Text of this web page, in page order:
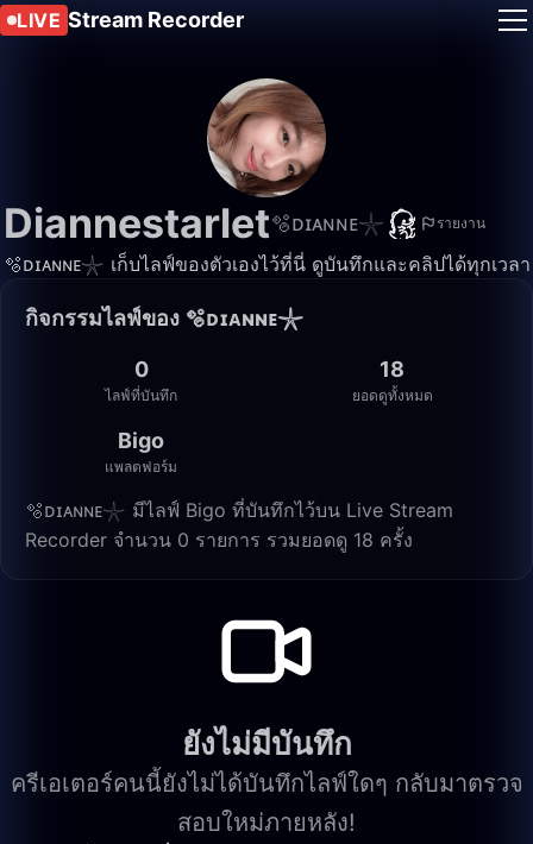
LIVE Stream Recorder
Diannestarlet🫧ᴅɪᴀɴɴᴇ𓇼 รายงาน
🫧ᴅɪᴀɴɴᴇ𓇼 เก็บไลฟ์ของตัวเองไว้ที่นี่ ดูบันทึกและคลิปได้ทุกเวลา
กิจกรรมไลฟ์ของ 🫧ᴅɪᴀɴɴᴇ𓇼
0
ไลฟ์ที่บันทึก
18
ยอดดูทั้งหมด
Bigo
แพลตฟอร์ม
🫧ᴅɪᴀɴɴᴇ𓇼 มีไลฟ์ Bigo ที่บันทึกไว้บน Live Stream
Recorder จำนวน 0 รายการ รวมยอดดู 18 ครั้ง
ยังไม่มีบันทึก
ครีเอเตอร์คนนี้ยังไม่ได้บันทึกไลฟ์ใดๆ กลับมาตรวจ
สอบใหม่ภายหลัง!